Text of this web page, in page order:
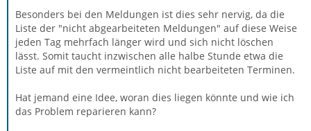
Besonders bei den Meldungen ist dies sehr nervig, da die
Liste der "nicht abgearbeiteten Meldungen" auf diese Weise
jeden Tag mehrfach länger wird und sich nicht löschen
lässt. Somit taucht inzwischen alle halbe Stunde etwa die
Liste auf mit den vermeintlich nicht bearbeiteten Terminen.
Hat jemand eine Idee, woran dies liegen könnte und wie ich
das Problem reparieren kann?